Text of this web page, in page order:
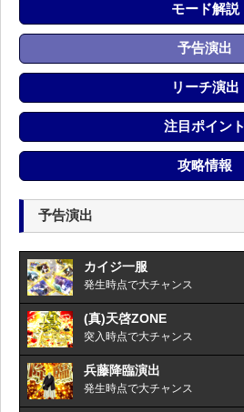
モード解説
予告演出
リーチ演出
注目ポイント
攻略情報
予告演出
カイジ一服
発生時点で大チャンス
(真)天啓ZONE
突入時点で大チャンス
兵藤降臨演出
発生時点で大チャンス